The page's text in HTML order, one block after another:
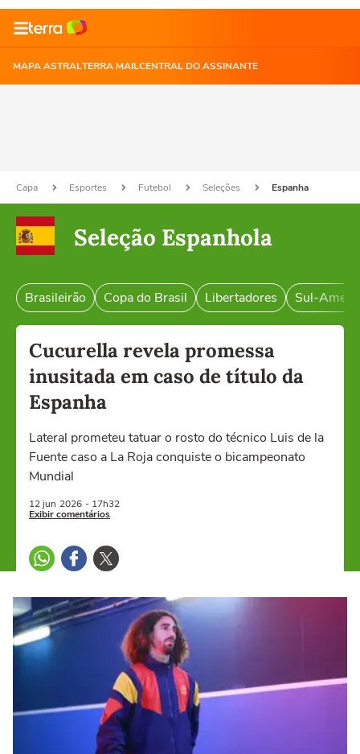
MAPA ASTRALTERRA MAILCENTRAL DO ASSINANTE
Capa Esportes Futebol Seleções Espanha
Seleção Espanhola
Brasileirão Copa do Brasil Libertadores Sul-
Cucurella revela promessa
inusitada em caso de título da
Espanha
Lateral prometeu tatuar o rosto do técnico Luis de la
Fuente caso a La Roja conquiste o bicampeonato
Mundial
12 jun 2026 - 17h32
Exibir comentários